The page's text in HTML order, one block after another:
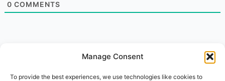
Manage Consent
To provide the best experiences, we use technologies like cookies to
0 COMMENTS